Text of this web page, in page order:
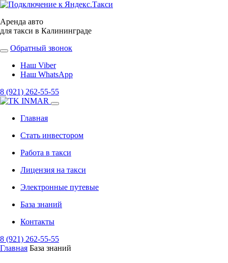
Аренда авто
для такси в Калининграде
Обратный звонок
Наш Viber
Наш WhatsApp
8 (921) 262-55-55
Главная
Стать инвестором
Работа в такси
Лицензия на такси
Электронные путевые
База знаний
Контакты
8 (921) 262-55-55
Главная База знаний